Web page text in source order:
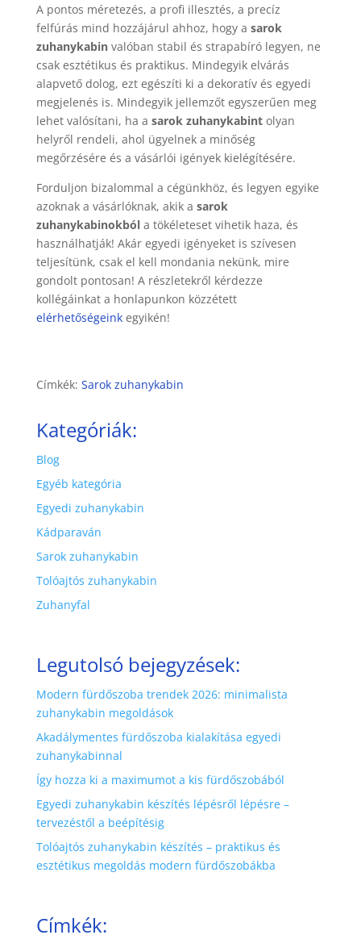
A pontos méretezés, a profi illesztés, a precíz
felfúrás mind hozzájárul ahhoz, hogy a sarok
zuhanykabinvalóban stabil és strapabíró legyen, ne
csak esztétikus és praktikus. Mindegyik elvárás
alapvető dolog, ezt egészíti ki a dekoratív és egyedi
megjelenés is. Mindegyik jellemzőt egyszerűen meg
lehet valósítani, ha a sarok zuhanykabintolyan
helyről rendeli, ahol ügyelnek a minőség
megőrzésére és a vásárlói igények kielégítésére.
Forduljon bizalommal a cégünkhöz, és legyen egyike
azoknak a vásárlóknak, akik a sarok
zuhanykabinokbóla tökéleteset vihetik haza, és
használhatják! Akár egyedi igényeket is szívesen
teljesítünk, csak el kell mondania nekünk, mire
gondolt pontosan! A részletekről kérdezze
kollégáinkat a honlapunkon közzétett
elérhetőségeinkegyikén!
Címkék: Sarok zuhanykabin
Kategóriák:
Blog
Egyéb kategória
Egyedi zuhanykabin
Kádparaván
Sarok zuhanykabin
Tolóajtós zuhanykabin
Zuhanyfal
Legutolsó bejegyzések:
Modern fürdőszoba trendek 2026: minimalista
zuhanykabin megoldások
Akadálymentes fürdőszoba kialakítása egyedi
zuhanykabinnal
Így hozza ki a maximumot a kis fürdőszobából
Egyedi zuhanykabin készítés lépésről lépésre –
tervezéstől a beépítésig
Tolóajtós zuhanykabin készítés – praktikus és
esztétikus megoldás modern fürdőszobákba
Címkék: